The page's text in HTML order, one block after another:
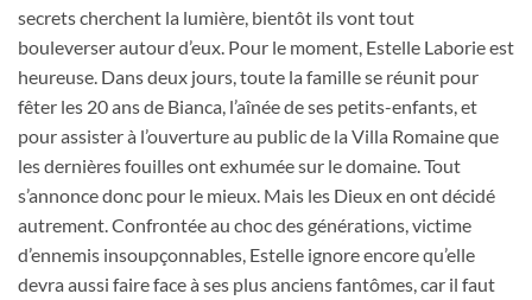
secrets cherchent la lumière, bientôt ils vont tout
bouleverser autour d’eux. Pour le moment, Estelle Laborie est
heureuse. Dans deux jours, toute la famille se réunit pour
fêter les 20 ans de Bianca, l’aînée de ses petits-enfants, et
pour assister à l’ouverture au public de la Villa Romaine que
les dernières fouilles ont exhumée sur le domaine. Tout
s’annonce donc pour le mieux. Mais les Dieux en ont décidé
autrement. Confrontée au choc des générations, victime
d’ennemis insoupçonnables, Estelle ignore encore qu’elle
devra aussi faire face à ses plus anciens fantômes, car il faut